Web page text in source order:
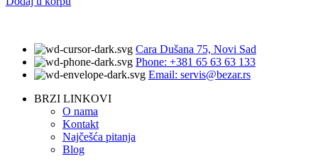
Cara Dušana 75, Novi Sad
Phone: +381 65 63 63 133
Email: servis@bezar.rs
BRZI LINKOVI
O nama
Kontakt
Najčešća pitanja
Blog